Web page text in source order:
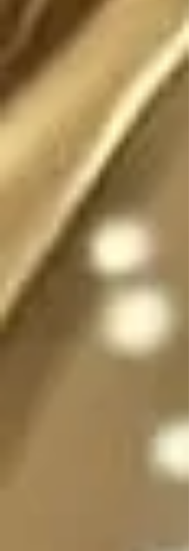
fantasía
Existió (o existe) una
realidad donde este
escrito no fue (o no
es) fantasía
En dicha realidad, los
ángeles no tienen
sexo, por lo que se
pueden mostrar en su
forma divina femenina
o masculina, y pueden
cambiar de forma y
sexo a voluntad
situación, incluso
pueden dividirse en
separadas para que